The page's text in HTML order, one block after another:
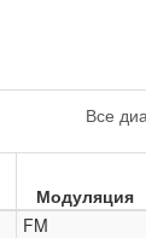
Все
Модуляция
FM